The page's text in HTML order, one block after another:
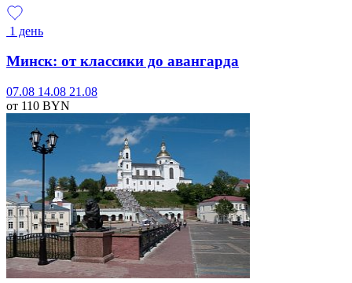
1 день
Минск: от классики до авангарда
07.08 14.08 21.08
от 110 BYN